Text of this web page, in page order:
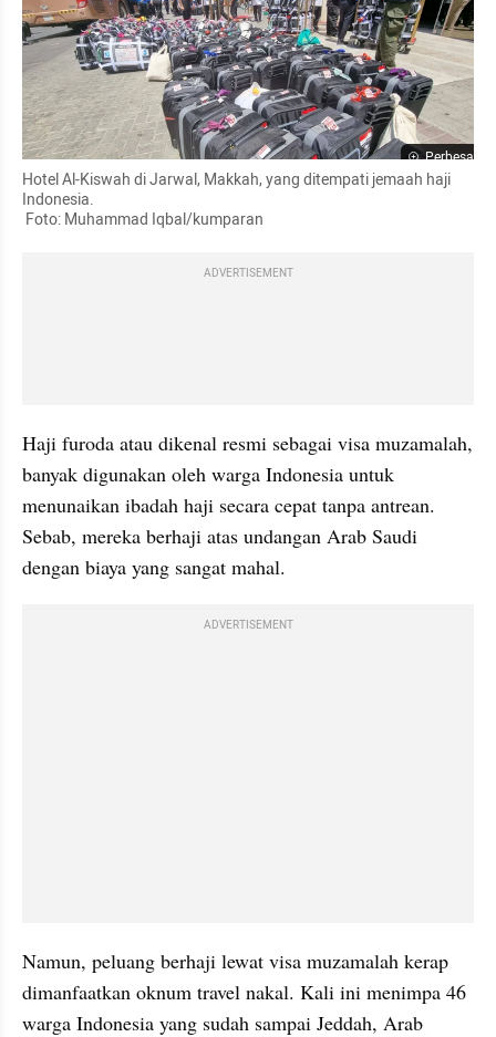
Perbesar
Hotel Al-Kiswah di Jarwal, Makkah, yang ditempati jemaah haji
Indonesia.
Foto: Muhammad Iqbal/kumparan
ADVERTISEMENT
Haji furoda atau dikenal resmi sebagai visa muzamalah,
banyak digunakan oleh warga Indonesia untuk
menunaikan ibadah haji secara cepat tanpa antrean.
Sebab, mereka berhaji atas undangan Arab Saudi
dengan biaya yang sangat mahal.
ADVERTISEMENT
Namun, peluang berhaji lewat visa muzamalah kerap
dimanfaatkan oknum travel nakal. Kali ini menimpa 46
warga Indonesia yang sudah sampai Jeddah, Arab